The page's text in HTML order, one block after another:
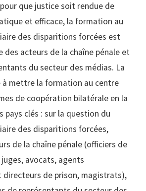
que justice soit rendue de
et efficace, la formation au
des disparitions forcées est
des acteurs de la chaîne pénale et
du secteur des médias. La
à mettre la formation au centre
de coopération bilatérale en la
pays clés : sur la question du
des disparitions forcées,
de la chaîne pénale (officiers de
avocats, agents
directeurs de prison, magistrats),